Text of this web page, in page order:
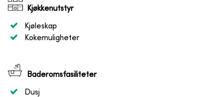
Kjøkkenutstyr
Kjøleskap
Kokemuligheter
Baderomsfasiliteter
Dusj